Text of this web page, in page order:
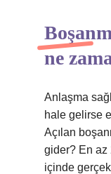
ne
Anlaşma
hale gelirse
Açılan
gider? En az
içinde